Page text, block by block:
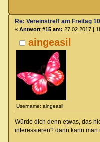
aingeasil
Username: aingeasil
Re: Vereinstreff am Freitag
« Antwort #15 am: 27.02.2017 |
Würde dich denn etwas, das
interessieren? dann kann man